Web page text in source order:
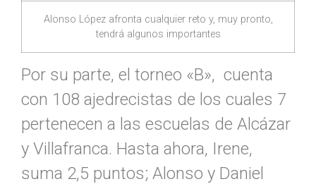
Alonso López afronta cualquier reto y, muy pronto,
tendrá algunos importantes
Por su parte, el torneo «B», cuenta
con 108 ajedrecistas de los cuales 7
pertenecen a las escuelas de Alcázar
y Villafranca. Hasta ahora, Irene,
suma 2,5 puntos; Alonso y Daniel